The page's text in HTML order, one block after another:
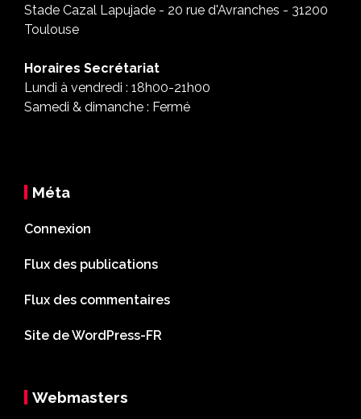
Stade Cazal Lapujade - 20 rue d'Avranches - 31200
Toulouse
Horaires Secrétariat
Lundi à vendredi : 18h00-21h00
Samedi & dimanche : Fermé
Méta
Connexion
Flux des publications
Flux des commentaires
Site de WordPress-FR
Webmasters